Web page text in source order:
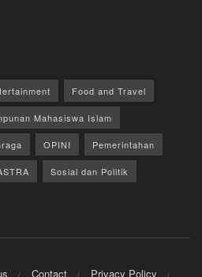
Food and Travel
Mahasiswa Islam
OPINI Pemerintahan
Sosial dan Politik
Contact Privacy Policy